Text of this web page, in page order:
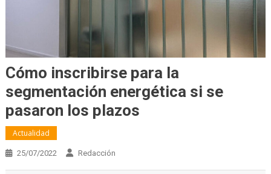
Cómo inscribirse para la
segmentación energética si se
pasaron los plazos
Actualidad
25/07/2022 Redacción